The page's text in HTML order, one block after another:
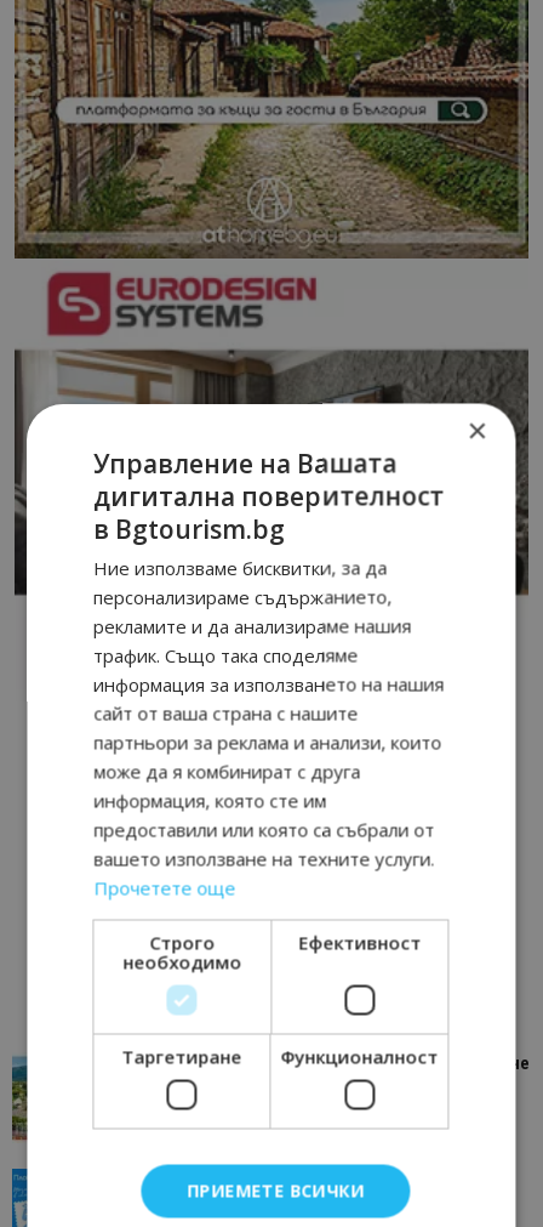
“Пощенска картичка от…”: Петрич – Изживяване
отвъд очакваното
“Пощенска картичка от…”: Пловдив, градът на
всички времена
×
Управление на Вашата
дигитална поверителност
в Bgtourism.bg
Ние използваме бисквитки, за да
персонализираме съдържанието,
рекламите и да анализираме нашия
трафик. Също така споделяме
информация за използването на нашия
сайт от ваша страна с нашите
партньори за реклама и анализи, които
може да я комбинират с друга
информация, която сте им
предоставили или която са събрали от
вашето използване на техните услуги.
Прочетете още
Строго
необходимо
Ефективност
Таргетиране Функционалност
ПРИЕМЕТЕ ВСИЧКИ